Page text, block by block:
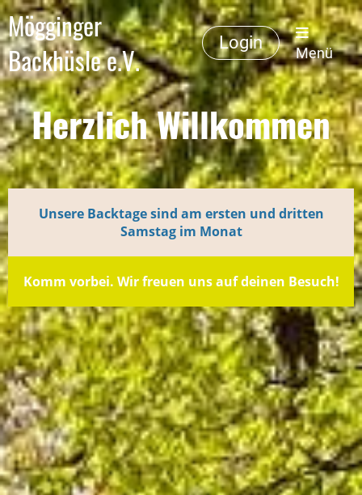
Mögginger
Backhüsle e.V.
Login
Menü
Herzlich Willkommen
Unsere Backtage sind am ersten und dritten
Samstag im Monat
Komm vorbei. Wir freuen uns auf deinen Besuch!